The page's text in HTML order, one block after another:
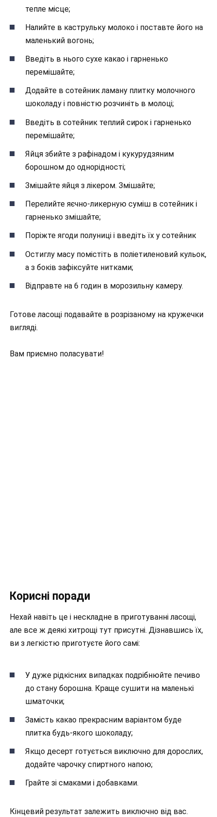
тепле місце;
Налийте в каструльку молоко і поставте його на
маленький вогонь;
Введіть в нього сухе какао і гарненько
перемішайте;
Додайте в сотейник ламану плитку молочного
шоколаду і повністю розчиніть в молоці;
Введіть в сотейник теплий сирок і гарненько
перемішайте;
Яйця збийте з рафінадом і кукурудзяним
борошном до однорідності;
Змішайте яйця з лікером. Змішайте;
Перелийте яєчно-ликерную суміш в сотейник і
гарненько змішайте;
Поріжте ягоди полуниці і введіть їх у сотейник
Остиглу масу помістіть в поліетиленовий кульок,
а з боків зафіксуйте нитками;
Відправте на 6 годин в морозильну камеру.
Готове ласощі подавайте в розрізаному на кружечки
вигляді.
Вам приємно поласувати!
Корисні поради
Нехай навіть це і нескладне в приготуванні ласощі,
але все ж деякі хитрощі тут присутні. Дізнавшись їх,
ви з легкістю приготуєте його самі:
У дуже рідкісних випадках подрібнюйте печиво
до стану борошна. Краще сушити на маленькі
шматочки;
Замість какао прекрасним варіантом буде
плитка будь-якого шоколаду;
Якщо десерт готується виключно для дорослих,
додайте чарочку спиртного напою;
Грайте зі смаками і добавками.
Кінцевий результат залежить виключно від вас.